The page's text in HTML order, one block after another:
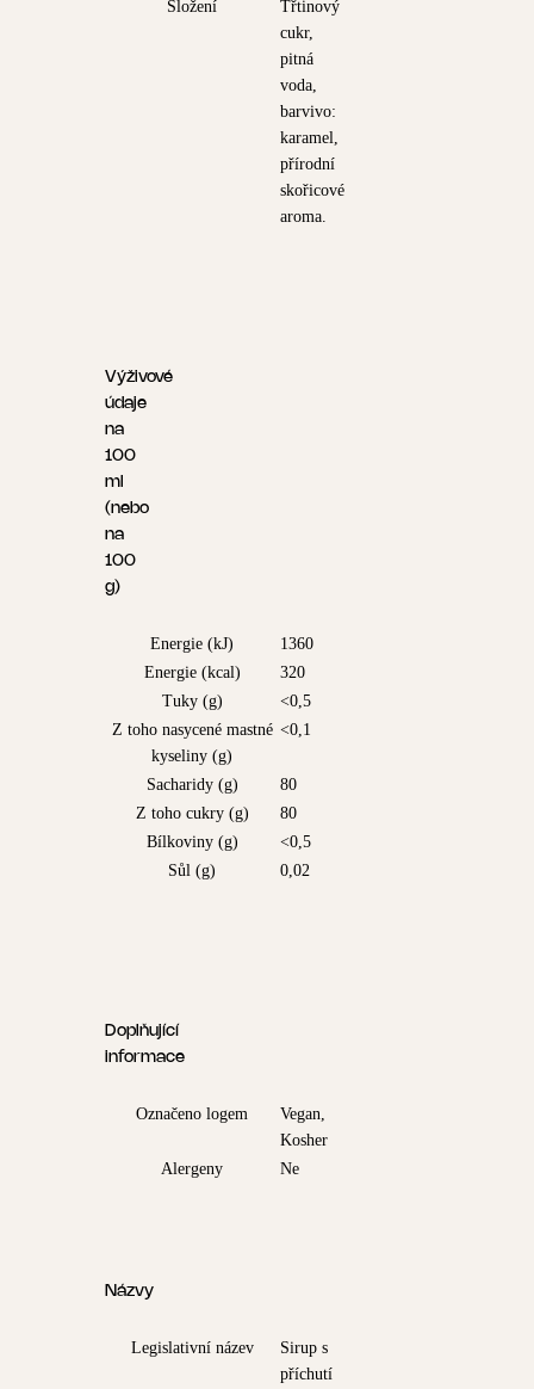
Složení
Třtinový
cukr,
pitná
voda,
barvivo:
karamel,
přírodní
skořicové
aroma.
Výživové
údaje
na
100
ml
(nebo
na
100
g)
Energie (kJ)
1360
Energie (kcal)
320
Tuky (g)
<0,5
Z toho nasycené mastné
kyseliny (g)
<0,1
Sacharidy (g)
80
Z toho cukry (g)
80
Bílkoviny (g)
<0,5
Sůl (g)
0,02
Doplňující
informace
Označeno logem
Vegan,
Kosher
Alergeny
Ne
Názvy
Legislativní název
Sirup s
příchutí